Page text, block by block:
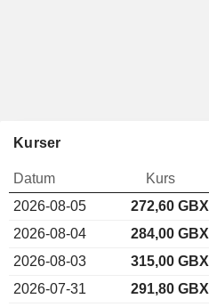
Kurser
Datum Kurs
2026-08-05
272,60 GBX
2026-08-04
284,00 GBX
2026-08-03
315,00 GBX
2026-07-31
291,80 GBX